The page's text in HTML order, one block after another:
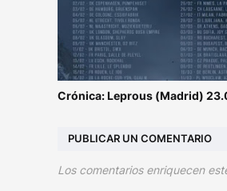
Crónica: Leprous (Madrid)
PUBLICAR UN COMENTARIO
Los comentarios enriquecen